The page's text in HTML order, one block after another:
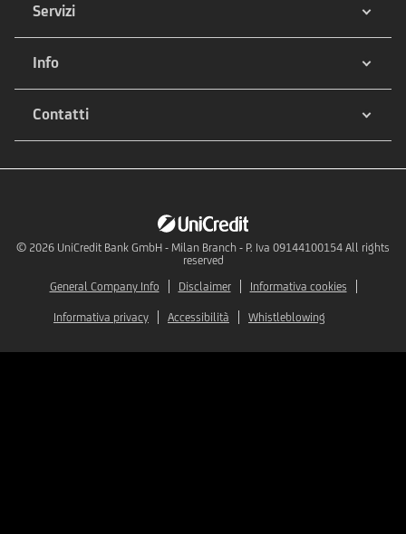
Servizi
Info
Contatti
© 2026 UniCredit Bank GmbH - Milan Branch - P. Iva 09144100154 All rights
reserved
General Company Info
Disclaimer Informativa cookies
Informativa privacy Accessibilità Whistleblowing